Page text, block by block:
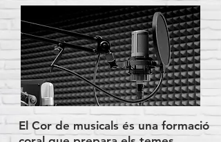
El Cor de musicals és una formació